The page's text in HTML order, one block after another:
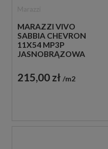
MARAZZI VIVO
SABBIA CHEVRON
11X54 MP3P
JASNOBRĄZOWA
DREWNOPODOBNA
215,00 zł m2